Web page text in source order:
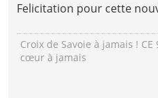
Felicitation pour cette
Croix de Savoie à jamais !
cœur à jamais